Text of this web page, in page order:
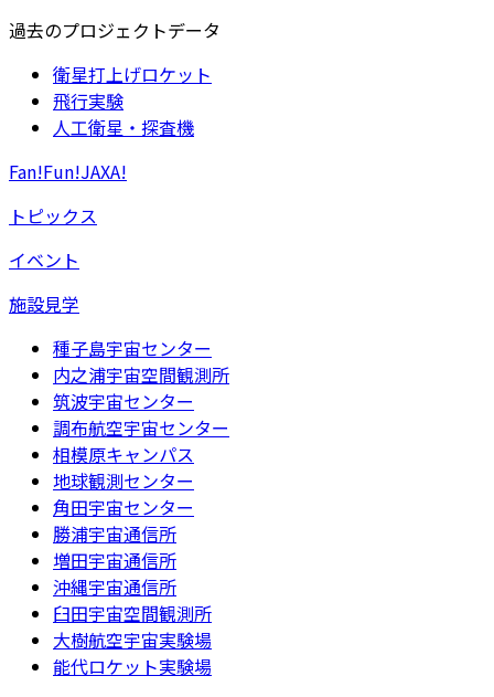
過去のプロジェクトデータ
衛星打上げロケット
飛行実験
人工衛星・探査機
Fan!Fun!JAXA!
トピックス
イベント
施設見学
種子島宇宙センター
内之浦宇宙空間観測所
筑波宇宙センター
調布航空宇宙センター
相模原キャンパス
地球観測センター
角田宇宙センター
勝浦宇宙通信所
増田宇宙通信所
沖縄宇宙通信所
臼田宇宙空間観測所
大樹航空宇宙実験場
能代ロケット実験場